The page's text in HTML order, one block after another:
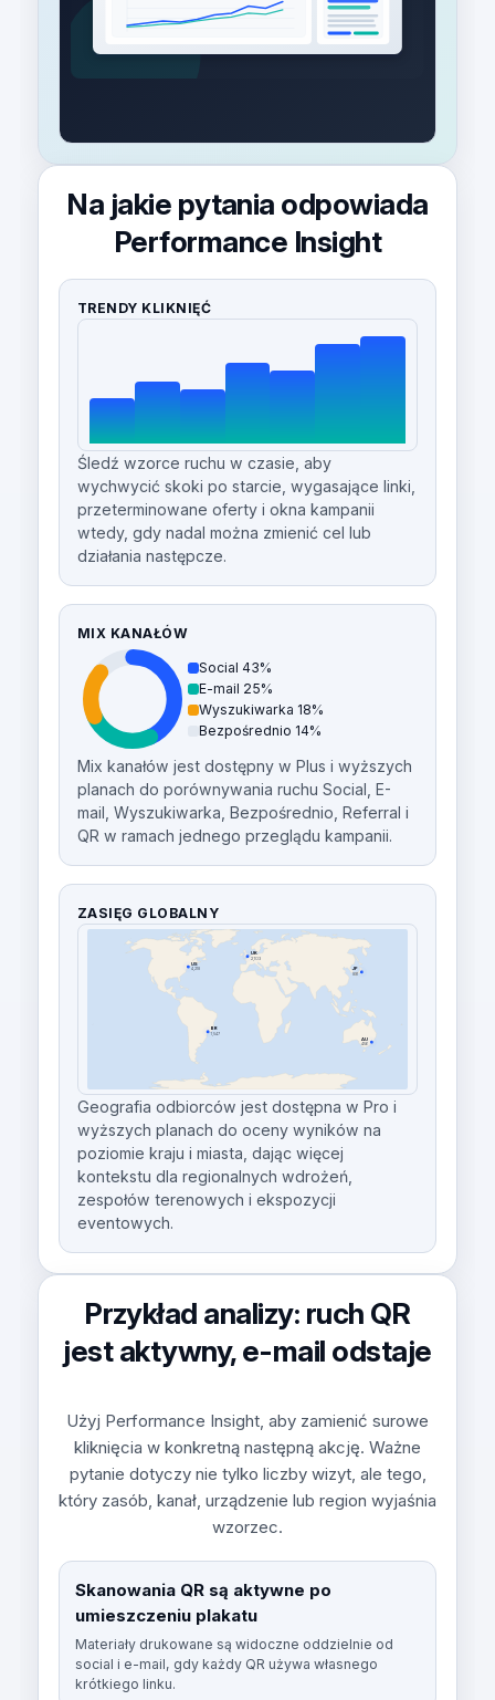
Na jakie pytania odpowiada
Performance Insight
TRENDY KLIKNIĘĆ
Śledź wzorce ruchu w czasie, aby
wychwycić skoki po starcie, wygasające linki,
przeterminowane oferty i okna kampanii
wtedy, gdy nadal można zmienić cel lub
działania następcze.
MIX KANAŁÓW
Social 43%
E-mail 25%
Wyszukiwarka 18%
Bezpośrednio 14%
Mix kanałów jest dostępny w Plus i wyższych
planach do porównywania ruchu Social, E-
mail, Wyszukiwarka, Bezpośrednio, Referral i
QR w ramach jednego przeglądu kampanii.
ZASIĘG GLOBALNY
US
4,218
UK
2,103
BR
1,547
JP
891
AU
456
Geografia odbiorców jest dostępna w Pro i
wyższych planach do oceny wyników na
poziomie kraju i miasta, dając więcej
kontekstu dla regionalnych wdrożeń,
zespołów terenowych i ekspozycji
eventowych.
Przykład analizy: ruch QR
jest aktywny, e-mail odstaje
Użyj Performance Insight, aby zamienić surowe
kliknięcia w konkretną następną akcję. Ważne
pytanie dotyczy nie tylko liczby wizyt, ale tego,
który zasób, kanał, urządzenie lub region wyjaśnia
wzorzec.
Skanowania QR są aktywne po
umieszczeniu plakatu
Materiały drukowane są widoczne oddzielnie od
social i e-mail, gdy każdy QR używa własnego
krótkiego linku.